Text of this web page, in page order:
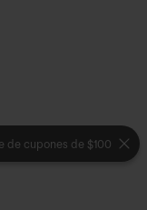
de cupones de $100